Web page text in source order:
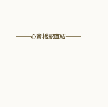
心斎橋駅直結